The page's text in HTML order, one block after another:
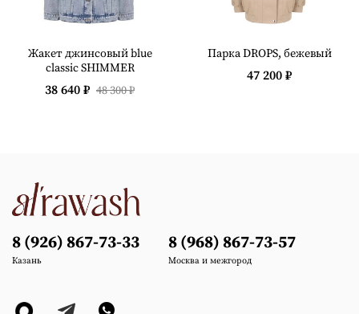
Жакет джинсовый blue
classic SHIMMER
38 640 ₽ 48 300 ₽
Парка DROPS, бежевый
47 200 ₽
8 (926) 867-73-33
Казань
8 (968) 867-73-57
Москва и межгород